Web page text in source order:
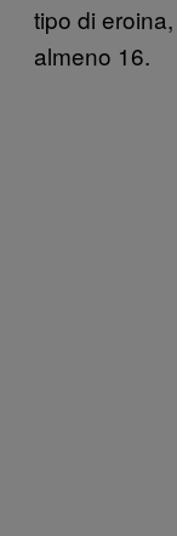
tipo di
almeno 16.